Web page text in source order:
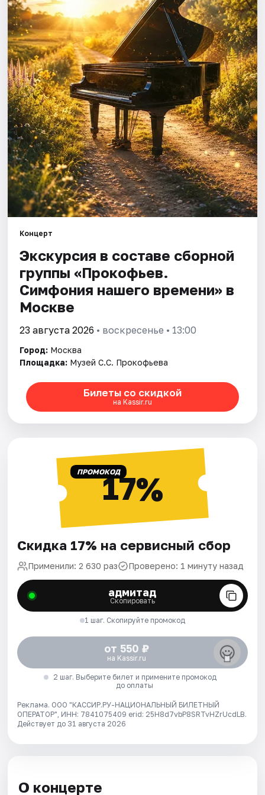
Города
Площадки
Артисты
Рейтинги
Концерт
Экскурсия в составе сборной
группы «Прокофьев.
Симфония нашего времени» в
Москве
23 августа 2026 • воскресенье • 13:00
Город: Москва
Площадка: Музей С.С. Прокофьева
Билеты со скидкой
на Kassir.ru
ПРОМОКОД17%
Скидка 17% на сервисный сбор
Применили: 2 630 раз Проверено: 1 минуту назад
адмитад
Скопировать
1 шаг. Скопируйте промокод
от 550 ₽
на Kassir.ru
2 шаг. Выберите билет и примените промокод
до оплаты
Реклама. ООО "КАССИР.РУ-НАЦИОНАЛЬНЫЙ БИЛЕТНЫЙ
ОПЕРАТОР", ИНН: 7841075409 erid: 25H8d7vbP8SRTvHZrUcdLB.
Действует до 31 августа 2026
О концерте